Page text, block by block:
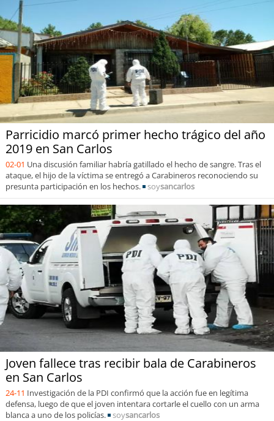
Parricidio marcó primer hecho trágico del año
2019 en San Carlos
02-01 Una discusión familiar habría gatillado el hecho de sangre. Tras el
ataque, el hijo de la víctima se entregó a Carabineros reconociendo su
presunta participación en los hechos.
soysancarlos
Joven fallece tras recibir bala de Carabineros
en San Carlos
24-11 Investigación de la PDI confirmó que la acción fue en legítima
defensa, luego de que el joven intentara cortarle el cuello con un arma
blanca a uno de los policías.
soysancarlos